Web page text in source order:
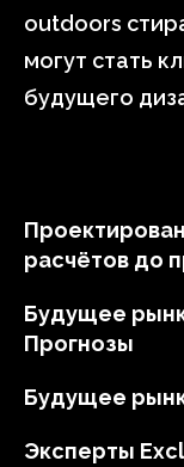
outdoors
могут стать
будущего
расчётов до
Будущее
Прогнозы
Будущее
Эксперты